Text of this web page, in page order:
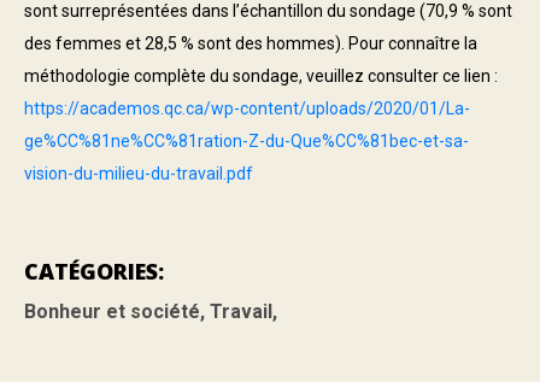
sont surreprésentées dans l’échantillon du sondage (70,9 % sont
des femmes et 28,5 % sont des hommes). Pour connaître la
méthodologie complète du sondage, veuillez consulter ce lien :
https://academos.qc.ca/wp-content/uploads/2020/01/La-
ge%CC%81ne%CC%81ration-Z-du-Que%CC%81bec-et-sa-
vision-du-milieu-du-travail.pdf
CATÉGORIES:
Bonheur et société, Travail ,